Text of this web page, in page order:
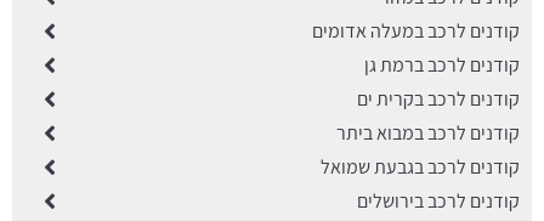
קודנים לרכב במעלה אדומים
קודנים לרכב ברמת גן
קודנים לרכב בקרית ים
קודנים לרכב במבוא ביתר
קודנים לרכב בגבעת שמואל
קודנים לרכב בירושלים